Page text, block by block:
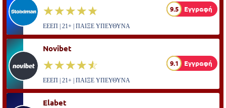
☆☆☆☆☆
★★★★★ 9.5 Εγγραφή
ΕΕΕΠ | 21+ | ΠΑΙΞΕ ΥΠΕΥΘΥΝΑ
Novibet
☆☆☆☆☆
★★★★★ 9.1 Εγγραφή
ΕΕΕΠ | 21+ | ΠΑΙΞΕ ΥΠΕΥΘΥΝΑ
Elabet